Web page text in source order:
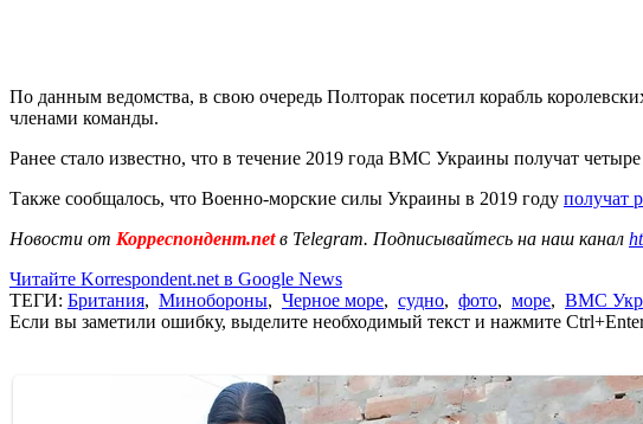
По данным ведомства, в свою очередь Полторак посетил корабль
членами команды.
Ранее стало известно, что в течение 2019 года ВМС Украины получат четыре
Также сообщалось, что Военно-морские силы Украины в 2019 году получат
Новости от Корреспондент.netв Telegram. Подписывайтесь на наш канал
Читайте Korrespondent.net в Google News
ТЕГИ: Британия, Минобороны, Черное море, судно, фото, море, ВМС
Если вы заметили ошибку, выделите необходимый текст и нажмите